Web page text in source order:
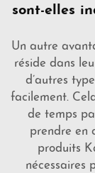
sont-elles
Un autre
réside dans
d’autres
facilement.
de temps
prendre en
produits
nécessaires